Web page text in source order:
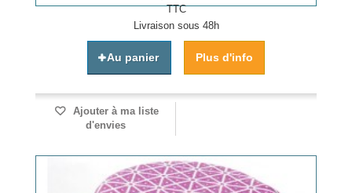
TTC
Livraison sous 48h
Au panier Plus d'info
Ajouter à ma liste
d'envies